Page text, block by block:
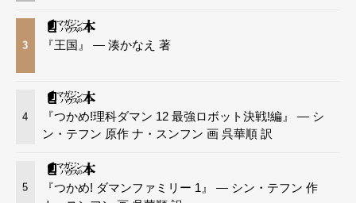
3 『王国』 — 湊かなえ 著
4
『つかめ!理科ダマン 12 最強ロボット決戦!編』 — シ
ン・テフン 原作 ナ・スンフン 画 呉華順 訳
5
『つかめ! ダマンファミリー 1』 — シン・テフン 作